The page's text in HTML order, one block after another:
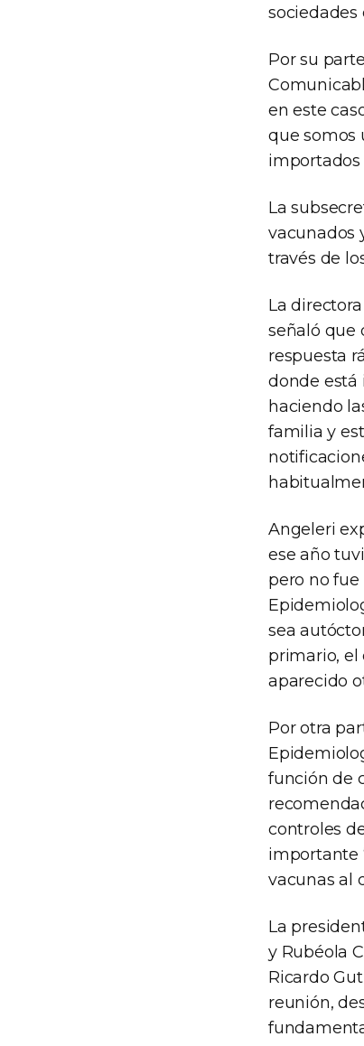
sociedades
Por su
en este
que somos
importados
La
vacunados
través de
La
señaló que
respuesta
donde está
haciendo
familia y
Angeleri
ese año
pero no
sea
primario, el
aparecido
Por otra
función de
controles
importante
vacunas al
La
y Rubéola
Ricardo
reunión,